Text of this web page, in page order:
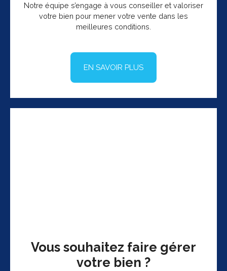
Notre équipe s’engage à vous conseiller et valoriser
votre bien pour mener votre vente dans les
meilleures conditions.
EN SAVOIR PLUS
Vous souhaitez faire gérer
votre bien ?